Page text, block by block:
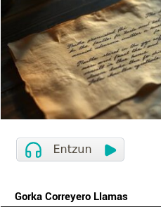
Gorka Correyero Llamas